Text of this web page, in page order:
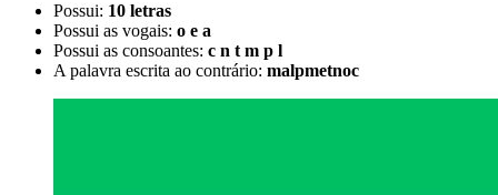
Possui: 10 letras
Possui as vogais: o e a
Possui as consoantes: c n t m p l
A palavra escrita ao contrário: malpmetnoc